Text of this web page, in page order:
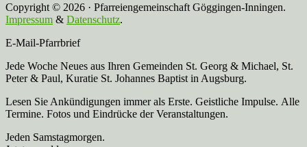
Copyright © 2026 · Pfarreiengemeinschaft Göggingen-Inningen.
Impressum & Datenschutz.
E-Mail-Pfarrbrief
Jede Woche Neues aus Ihren Gemeinden St. Georg & Michael, St.
Peter & Paul, Kuratie St. Johannes Baptist in Augsburg.
Lesen Sie Ankündigungen immer als Erste. Geistliche Impulse. Alle
Termine. Fotos und Eindrücke der Veranstaltungen.
Jeden Samstagmorgen.